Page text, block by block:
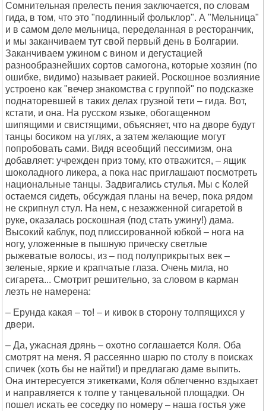
Сомнительная прелесть пения заключается, по словам
гида, в том, что это "подлинный фольклор". А "Мельница"
и в самом деле мельница, переделанная в ресторанчик,
и мы заканчиваем тут свой первый день в Болгарии.
Заканчиваем ужином с вином и дегустацией
разнообразнейших сортов самогона, которые хозяин (по
ошибке, видимо) называет ракией. Роскошное возлияние
устроено как "вечер знакомства с группой" по подсказке
поднаторевшей в таких делах грузной тети – гида. Вот,
кстати, и она. На русском языке, обогащенном
шипящими и свистящими, объясняет, что на дворе будут
танцы босиком на углях, а затем желающие могут
попробовать сами. Видя всеобщий пессимизм, она
добавляет: учрежден приз тому, кто отважится, – ящик
шоколадного ликера, а пока нас приглашают посмотреть
национальные танцы. Задвигались стулья. Мы с Колей
остаемся сидеть, обсуждая планы на вечер, пока рядом
не скрипнул стул. На нем, с незажженной сигаретой в
руке, оказалась роскошная (под стать ужину!) дама.
Высокий каблук, под плиссированной юбкой – нога на
ногу, уложенные в пышную прическу светлые
рыжеватые волосы, из – под полуприкрытых век –
зеленые, яркие и крапчатые глаза. Очень мила, но
сигарета... Смотрит решительно, за словом в карман
лезть не намерена:
– Ерунда какая – то! – и кивок в сторону толпящихся у
двери.
– Да, ужасная дрянь – охотно соглашается Коля. Оба
смотрят на меня. Я рассеянно шарю по столу в поисках
спичек (хоть бы не найти!) и предлагаю даме выпить.
Она интересуется этикетками, Коля облегченно вздыхает
и направляется к толпе у танцевальной площадки. Он
пошел искать ее соседку по номеру – наша гостья уже